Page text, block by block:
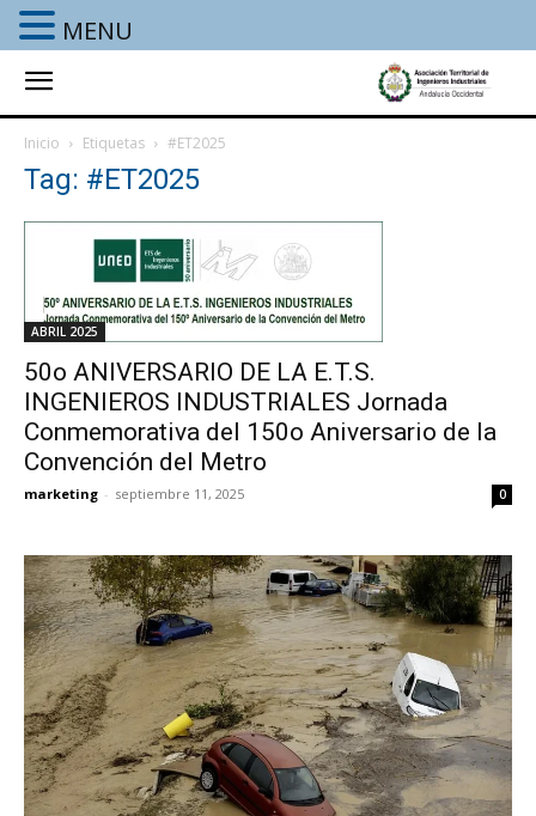
Inicio Etiquetas #ET2025
Tag: #ET2025
ABRIL 2025
50o ANIVERSARIO DE LA E.T.S.
INGENIEROS INDUSTRIALES Jornada
Conmemorativa del 150o Aniversario de la
Convención del Metro
marketing - septiembre 11, 2025 0
MENU